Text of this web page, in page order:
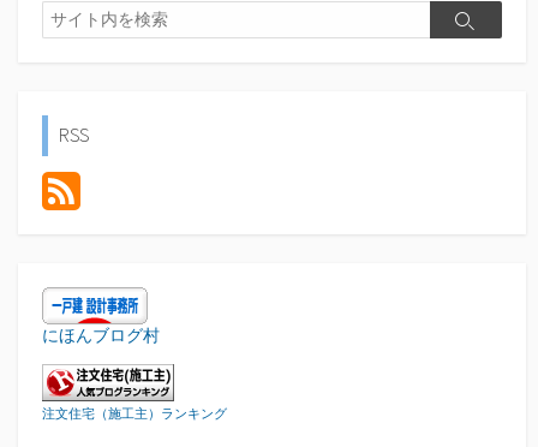
検
索
検
RSS
にほんブログ村
注文住宅（施工主）ランキング